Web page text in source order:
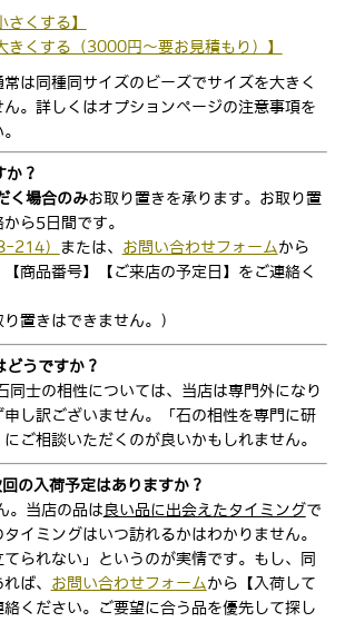
さくする】
きくする（3000円〜要お見積もり）】
は同種同サイズのビーズでサイズを大きく
。詳しくはオプションページの注意事項を
か？
く場合のみお取り置きを承ります。お取り置
ら5日間です。
214） または、 お問い合わせフォーム から
【商品番号】【ご来店の予定日】をご連絡く
置きはできません。）
どうですか？
同士の相性については、当店は専門外になり
し訳ございません。「石の相性を専門に研
ご相談いただくのが良いかもしれません。
の入荷予定はありますか？
。当店の品は 良い品に出会えたタイミングで
イミングはいつ訪れるかはわかりません。
られない」というのが実情です。もし、同
ば、 お問い合わせフォーム から【入荷して
ください。ご要望に合う品を優先して探し